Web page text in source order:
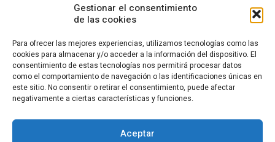
Gestionar el consentimiento
de las cookies
Para ofrecer las mejores experiencias, utilizamos tecnologías como las
cookies para almacenar y/o acceder a la información del dispositivo. El
consentimiento de estas tecnologías nos permitirá procesar datos
como el comportamiento de navegación o las identificaciones únicas en
este sitio. No consentir o retirar el consentimiento, puede afectar
negativamente a ciertas características y funciones.
Aceptar
CONTACTO
Calle Cea Bermúdez, 3
28003 - Madrid. España
fundacion.cotec@cotec.es